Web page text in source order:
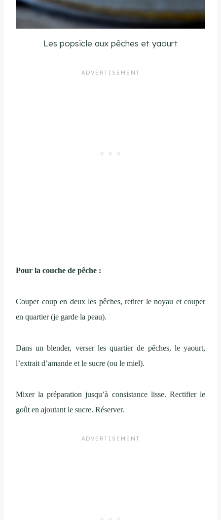
Les popsicle aux pêches et yaourt
Pour la couche de pêche :
Couper coup en deux les pêches, retirer le noyau et couper
en quartier (je garde la peau).
Dans un blender, verser les quartier de pêches, le yaourt,
l’extrait d’amande et le sucre (ou le miel).
Mixer la préparation jusqu’à consistance lisse. Rectifier le
goût en ajoutant le sucre. Réserver.